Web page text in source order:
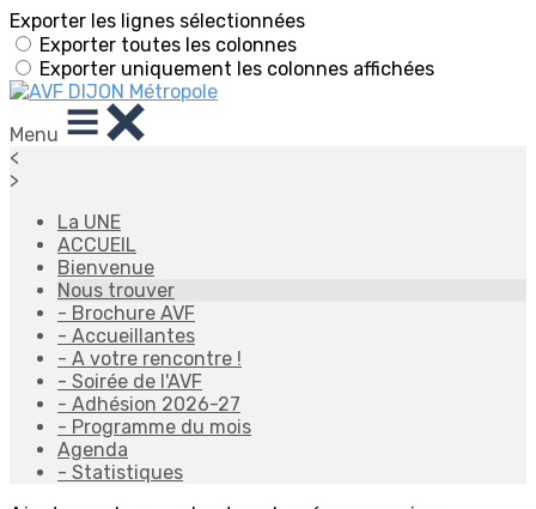
Exporter les lignes sélectionnées
Exporter toutes les colonnes
Exporter uniquement les colonnes affichées
Menu
<
>
La UNE
ACCUEIL
Bienvenue
Nous trouver
- Brochure AVF
- Accueillantes
- A votre rencontre !
- Soirée de l'AVF
- Adhésion 2026-27
- Programme du mois
Agenda
- Statistiques